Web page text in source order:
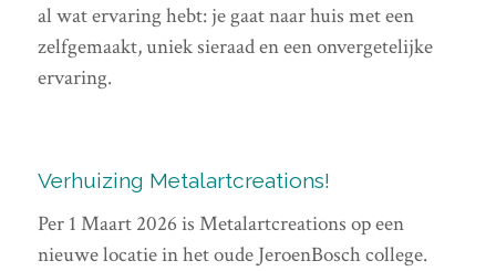
al wat ervaring hebt: je gaat naar huis met een
zelfgemaakt, uniek sieraad en een onvergetelijke
ervaring.
Verhuizing Metalartcreations!
Per 1 Maart 2026 is Metalartcreations op een
nieuwe locatie in het oude JeroenBosch college.